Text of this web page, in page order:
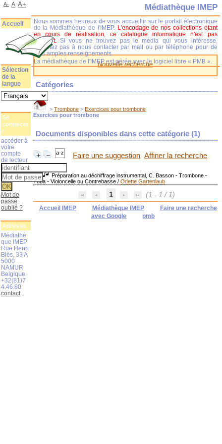
Nouvelle recherche
Catégories
>Trombone >Exercices pour trombone
Exercices pour trombone
Documents disponibles dans cette catégorie (1)
Faire une suggestion Affiner la recherche
Préparation au déchiffrage instrumental, C. Basson - Trombone -
Tuba - Violoncelle ou Contrebasse /Odette Gartenlaub
1 (1 - 1 / 1)
Accueil IMEP Médiathèque IMEP
Faire une recherche
avec Google
pmb
Médiathèque IMEP
Nous sommes heureux de vous accueillir sur le portail électronique
de la Médiathèque de l'IMEP. L'encodage de nos collections étant
en cours de réalisation, ce catalogue informatique n'est pas
complet.
Si vous ne trouvez pas le média qui vous intéresse,
n'hésitez pas à nous contacter par mail ou par téléphone pour de
plus amples renseignements.
La médiathèque de l'IMEP est gérée avec le logiciel libre « PMB ».
A- A A+
Accueil
Sélection
de la
langue
Se
connecte
r
accéder à
votre
compte
de lecteur
Mot de
passe
oublié ?
Adresse
Médiathè
que IMEP
Rue Henri
Blès, 33 A
5000
NAMUR
Belgique
+32(81)7
4.46.80.
contact